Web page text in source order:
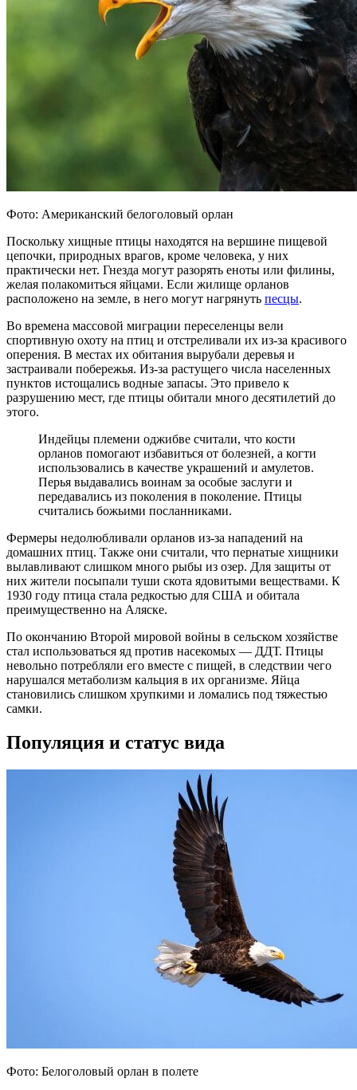
Фото: Американский белоголовый орлан
Поскольку хищные птицы находятся на вершине пищевой
цепочки, природных врагов, кроме человека, у них
практически нет. Гнезда могут разорять еноты или филины,
желая полакомиться яйцами. Если жилище орланов
расположено на земле, в него могут нагрянуть песцы.
Во времена массовой миграции переселенцы вели
спортивную охоту на птиц и отстреливали их из-за красивого
оперения. В местах их обитания вырубали деревья и
застраивали побережья. Из-за растущего числа населенных
пунктов истощались водные запасы. Это привело к
разрушению мест, где птицы обитали много десятилетий до
этого.
Индейцы племени оджибве считали, что кости
орланов помогают избавиться от болезней, а когти
использовались в качестве украшений и амулетов.
Перья выдавались воинам за особые заслуги и
передавались из поколения в поколение. Птицы
считались божьими посланниками.
Фермеры недолюбливали орланов из-за нападений на
домашних птиц. Также они считали, что пернатые хищники
вылавливают слишком много рыбы из озер. Для защиты от
них жители посыпали туши скота ядовитыми веществами. К
1930 году птица стала редкостью для США и обитала
преимущественно на Аляске.
По окончанию Второй мировой войны в сельском хозяйстве
стал использоваться яд против насекомых — ДДТ. Птицы
невольно потребляли его вместе с пищей, в следствии чего
нарушался метаболизм кальция в их организме. Яйца
становились слишком хрупкими и ломались под тяжестью
самки.
Популяция и статус вида
Фото: Белоголовый орлан в полете